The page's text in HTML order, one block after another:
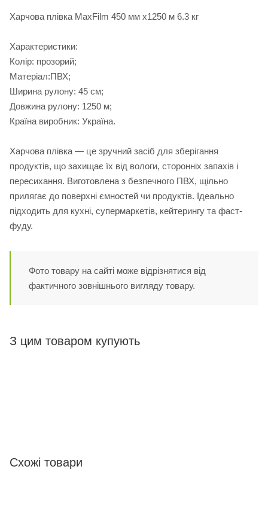
Харчова плівка MaxFilm 450 мм х1250 м 6.3 кг
Характеристики:
Колір: прозорий;
Матеріал:ПВХ;
Ширина рулону: 45 см;
Довжина рулону: 1250 м;
Країна виробник: Україна.
Харчова плівка — це зручний засіб для зберігання
продуктів, що захищає їх від вологи, сторонніх запахів і
пересихання. Виготовлена з безпечного ПВХ, щільно
прилягає до поверхні ємностей чи продуктів. Ідеально
підходить для кухні, супермаркетів, кейтерингу та фаст-
фуду.
Фото товару на сайті може відрізнятися від
фактичного зовнішнього вигляду товару.
З цим товаром купують
Схожі товари